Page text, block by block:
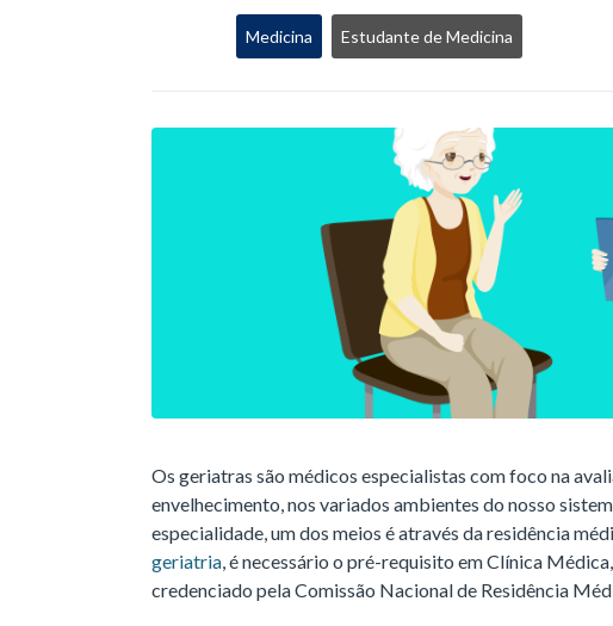
Medicina Estudante de Medicina
Os geriatras são médicos especialistas com foco na
envelhecimento, nos variados ambientes do nosso
especialidade, um dos meios é através da residência
geriatria, é necessário o pré-requisito em Clínica
credenciado pela Comissão Nacional de Residência